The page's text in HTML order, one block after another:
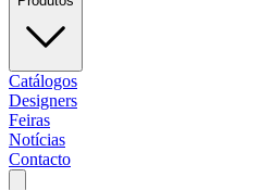
Catálogos
Designers
Feiras
Notícias
Contacto